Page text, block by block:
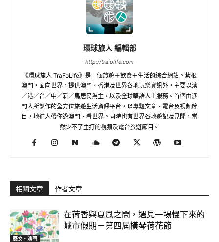
環球旅人 編輯部
http://trafolife.com
《環球旅人 TraFoLife》是一個旅遊＋飲食＋生活的綜合網站。紮根
澳門，面向世界。提供澳門、香港及世界各地玩樂資訊外，主要以澳
／港／台／中／新／馬居民為主，以及全球華語人士服務。首個由澳
門人所製作的全方位旅遊生活資訊平台，以專題文章、電台及視頻節
目，地道人帶你遊澳門、看世界。同時也有世界各地遊記及見聞，當
然少不了主打的視頻及電台旅遊節目。
相關文章 作者文章
藝文‧澳門
在荷香與夏風之間，遇見一場慢下來的
城市假期－第四屆橫琴荷花節